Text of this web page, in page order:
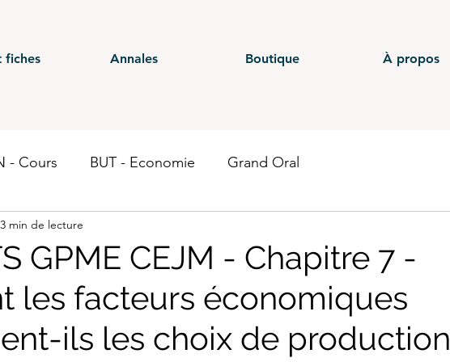
fiches Annales Boutique À propos
- Cours BUT - Economie Grand Oral
BTS - P1
CG - Annales BUT - Droit fiscal BTS - P6 STMG - Annales
BTS CEJM BUT - Contrôle de gestion BTS - P4
GPME CEJM - Chapitre 7 -
les facteurs économiques
ils les choix de production
3 min de lecture